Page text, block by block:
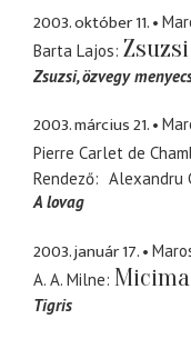
2003. október 11.
Barta Lajos Zsuzsi
Zsuzsi özvegy
2003. március 21.
Pierre Carlet de
Rendező Alexandru
A lovag
2003. január 17.
A. A. Milne
Tigris